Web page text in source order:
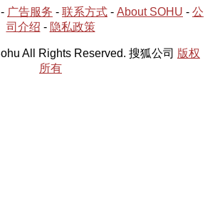
- 广告服务 - 联系方式 - About SOHU - 公
司介绍 - 隐私政策
All Rights Reserved. 搜狐公司 版权
所有